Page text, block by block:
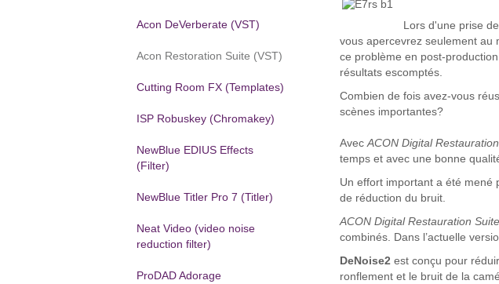
Lors d'une prise
vous apercevrez seulement au
ce problème en post-
résultats escomptés.
Combien de fois avez-vous
scènes importantes?
AvecACON Digital
temps et avec une bonne
Un effort important a été mené
de réduction du bruit.
ACON Digital Restauration
combinés. Dans l’actuelle
DeNoise2 est conçu pour
ronflement et le bruit de la
Acon DeVerberate (VST)
Acon Restoration Suite (VST)
Cutting Room FX (Templates)
ISP Robuskey (Chromakey)
NewBlue EDIUS Effects
(Filter)
NewBlue Titler Pro 7 (Titler)
Neat Video (video noise
reduction filter)
ProDAD Adorage